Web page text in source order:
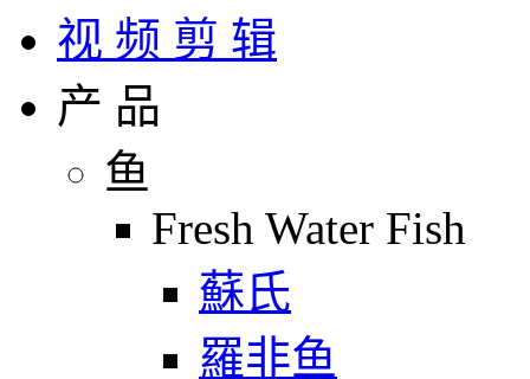
视 频 剪 辑
产 品
鱼
Fresh Water Fish
蘇氏
羅非鱼